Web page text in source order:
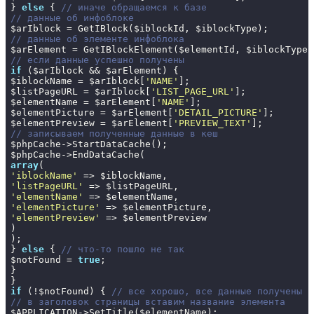
} else {
// иначе обращаемся к базе
// данные об инфоблоке
// данные об элементе инфоблока
// если данные успешно получены
if ($arIblock && $arElement) {
$iblockName = $arIblock[ 'NAME' ];
$listPageURL = $arIblock[ 'LIST_PAGE_URL' ];
$elementName = $arElement[ 'NAME' ];
$elementPicture = $arElement[ 'DETAIL_PICTURE' ];
$elementPreview = $arElement[ 'PREVIEW_TEXT'
// записываем полученные данные в кеш
$phpCache->StartDataCache();
array
'iblockName'
'listPageURL'
'elementName'
'elementPicture'
'elementPreview'
=> $elementPreview
)
);
} else {
// что-то пошло не так
$notFound = true;
}
if (!$notFound) {
// все хорошо, все данные получены
// в заголовок страницы вставим название элемента